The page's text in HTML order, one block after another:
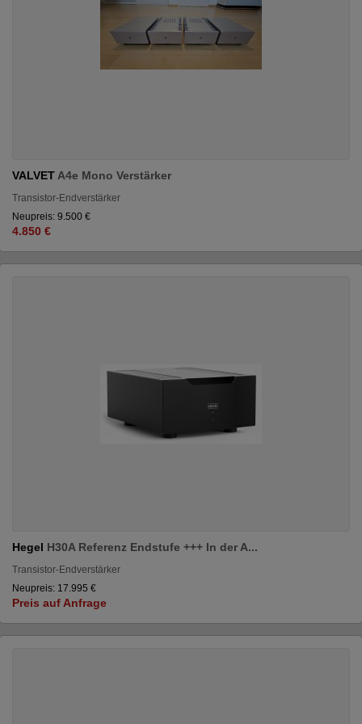
VALVET A4e Mono Verstärker
Transistor-Endverstärker
Neupreis: 9.500 €
4.850 €
Hegel H30A Referenz Endstufe +++ In der A...
Transistor-Endverstärker
Neupreis: 17.995 €
Preis auf Anfrage